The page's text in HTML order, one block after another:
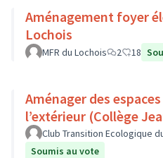
Aménagement foyer
Lochois
MFR du Lochois 2 18
Aménager des
l’extérieur
Club Transition Ecologique
Soumis au vote